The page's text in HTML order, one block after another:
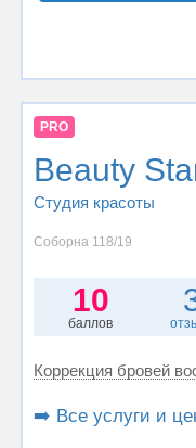
PRO
Beauty
Студия красоты
Соборна 118/19
10
баллов
Коррекция бровей
➡️ Все услуги и